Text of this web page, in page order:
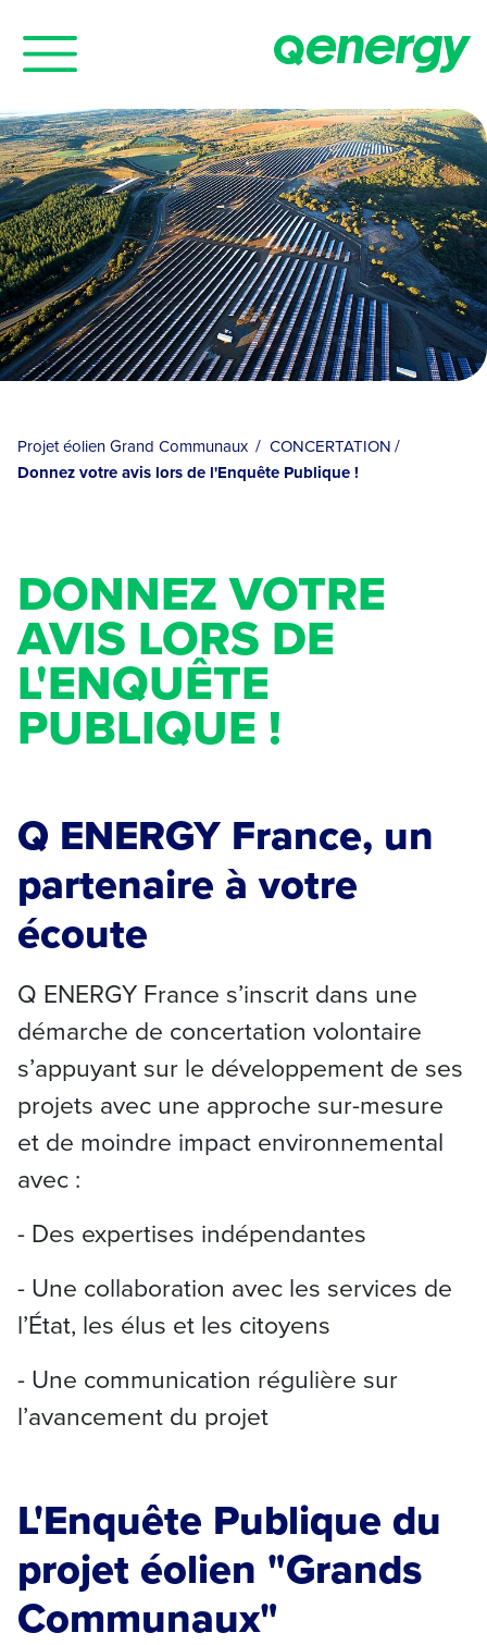
Projet éolien Grand Communaux
CONCERTATION
Donnez votre avis lors de l'Enquête Publique !
DONNEZ VOTRE
AVIS LORS DE
L'ENQUÊTE
PUBLIQUE !
Q ENERGY France, un
partenaire à votre
écoute
Q ENERGY France s’inscrit dans une
démarche de concertation volontaire
s’appuyant sur le développement de ses
projets avec une approche sur-mesure
et de moindre impact environnemental
avec :
- Des expertises indépendantes
- Une collaboration avec les services de
l’État, les élus et les citoyens
- Une communication régulière sur
l’avancement du projet
L'Enquête Publique du
projet éolien "Grands
Communaux"